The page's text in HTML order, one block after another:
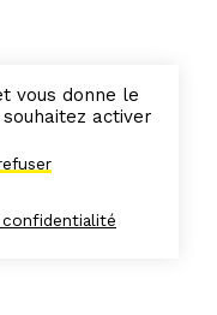
vous donne le
activer